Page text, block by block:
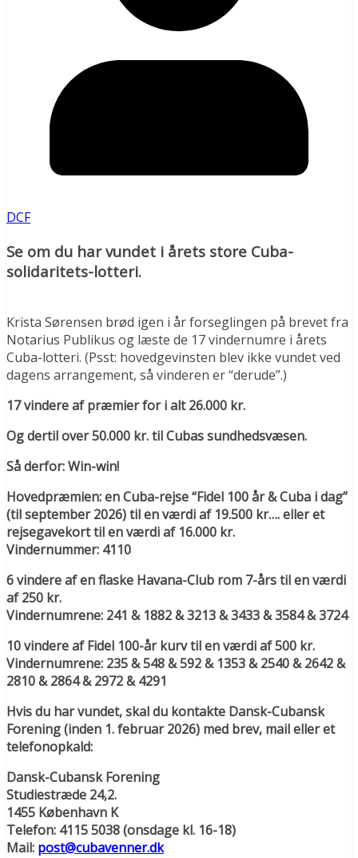
DCF
Se om du har vundet i årets store Cuba-
solidaritets-lotteri.
Krista Sørensen brød igen i år forseglingen på brevet fra
Notarius Publikus og læste de 17 vindernumre i årets
Cuba-lotteri. (Psst: hovedgevinsten blev ikke vundet ved
dagens arrangement, så vinderen er “derude”.)
17 vindere af præmier for i alt 26.000 kr.
Og dertil over 50.000 kr. til Cubas sundhedsvæsen.
Så derfor: Win-win!
Hovedpræmien: en Cuba-rejse “Fidel 100 år & Cuba i dag”
(til september 2026) til en værdi af 19.500 kr…. eller et
rejsegavekort til en værdi af 16.000 kr.
Vindernummer: 4110
6 vindere af en flaske Havana-Club rom 7-års til en værdi
af 250 kr.
Vindernumrene: 241 & 1882 & 3213 & 3433 & 3584 & 3724
10 vindere af Fidel 100-år kurv til en værdi af 500 kr.
Vindernumrene: 235 & 548 & 592 & 1353 & 2540 & 2642 &
2810 & 2864 & 2972 & 4291
Hvis du har vundet, skal du kontakte Dansk-Cubansk
Forening (inden 1. februar 2026) med brev, mail eller et
telefonopkald:
Dansk-Cubansk Forening
Studiestræde 24,2.
1455 København K
Telefon: 4115 5038 (onsdage kl. 16-18)
Mail: post@cubavenner.dk